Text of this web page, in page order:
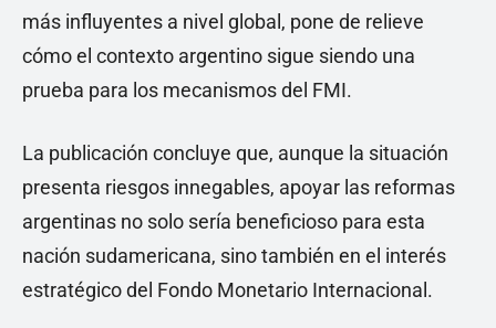
más influyentes a nivel global, pone de relieve
cómo el contexto argentino sigue siendo una
prueba para los mecanismos del FMI.
La publicación concluye que, aunque la situación
presenta riesgos innegables, apoyar las reformas
argentinas no solo sería beneficioso para esta
nación sudamericana, sino también en el interés
estratégico del Fondo Monetario Internacional.